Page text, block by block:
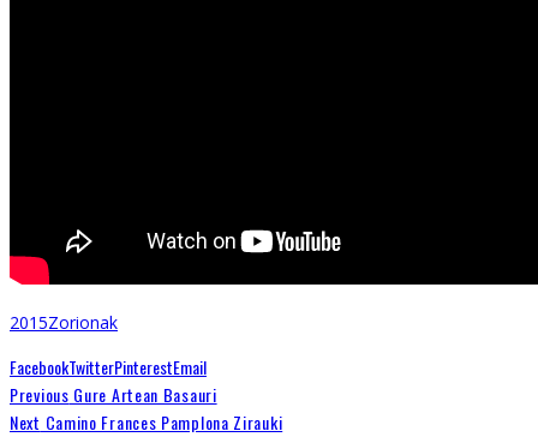
2015Zorionak
FacebookTwitterPinterestEmail
Previous Gure Artean Basauri
Next Camino Frances Pamplona Zirauki